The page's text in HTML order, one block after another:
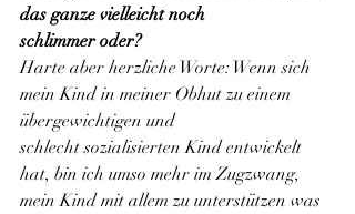
das ganze vielleicht noch
schlimmer oder?
Harte aber herzliche Worte: Wenn sich
mein Kind in meiner Obhut zu einem
übergewichtigen und
schlecht sozialisierten Kind entwickelt
hat, bin ich umso mehr im Zugzwang,
mein Kind mit allem zu unterstützen was